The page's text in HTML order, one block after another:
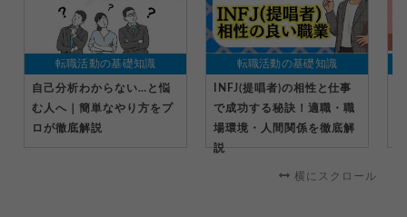
転職活動の基礎知識
自己分析わからない…と悩
む人へ｜簡単なやり方をプ
ロが徹底解説
転職活動の基礎知識
INFJ(提唱者)の相性と仕事
で成功する秘訣！適職・職
場環境・人間関係を徹底解
説
横にスクロール